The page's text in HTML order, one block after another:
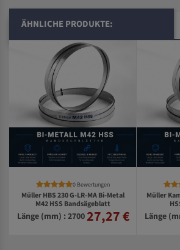
ÄHNLICHE PRODUKTE:
0 Bewertungen
Müller HBS 230 G-LR-MA Bi-Metal
M42 HSS Bandsägeblatt
Länge (mm) : 2700 27,27 €
Müller
Länge